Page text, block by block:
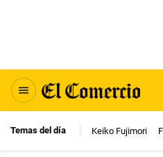
Temas del día Keiko Fujimori